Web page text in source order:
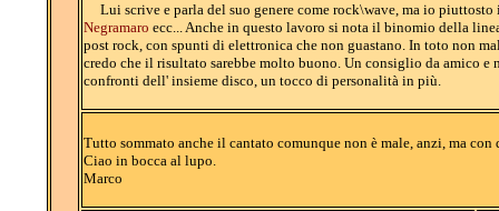
Lui scrive e parla del suo genere come rock\wave, ma io
Negramaro ecc... Anche in questo lavoro si nota il binomio della
post rock, con spunti di elettronica che non guastano. In toto non
credo che il risultato sarebbe molto buono. Un consiglio da amico
confronti dell' insieme disco, un tocco di personalità in più.
Tutto sommato anche il cantato comunque non è male, anzi, ma
Ciao in bocca al lupo.
Marco